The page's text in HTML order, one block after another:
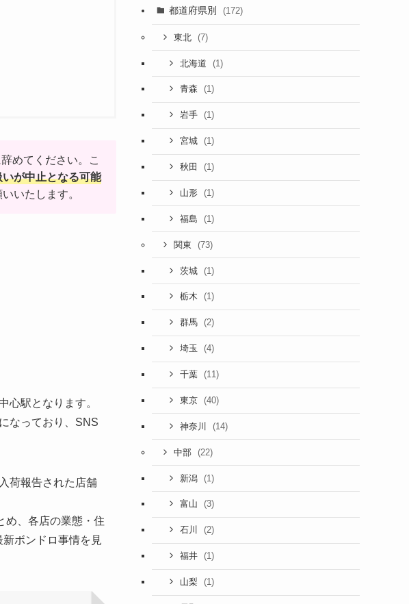
めてください。こ
が中止となる可能
いたします。
心駅となります。
なっており、SNS
荷報告された店舗
め、各店の業態・住
ボンドロ事情を見
都道府県別 (172)
東北 (7)
北海道 (1)
青森 (1)
岩手 (1)
宮城 (1)
秋田 (1)
山形 (1)
福島 (1)
関東 (73)
茨城 (1)
栃木 (1)
群馬 (2)
埼玉 (4)
千葉 (11)
東京 (40)
神奈川 (14)
中部 (22)
新潟 (1)
富山 (3)
石川 (2)
福井 (1)
山梨 (1)